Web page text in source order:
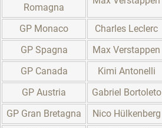
Romagna
GP Monaco Charles Leclerc
GP Spagna
Max Verstappen
GP Canada
Kimi Antonelli
GP Austria
Gabriel Bortoleto
GP Gran Bretagna
Nico Hülkenberg